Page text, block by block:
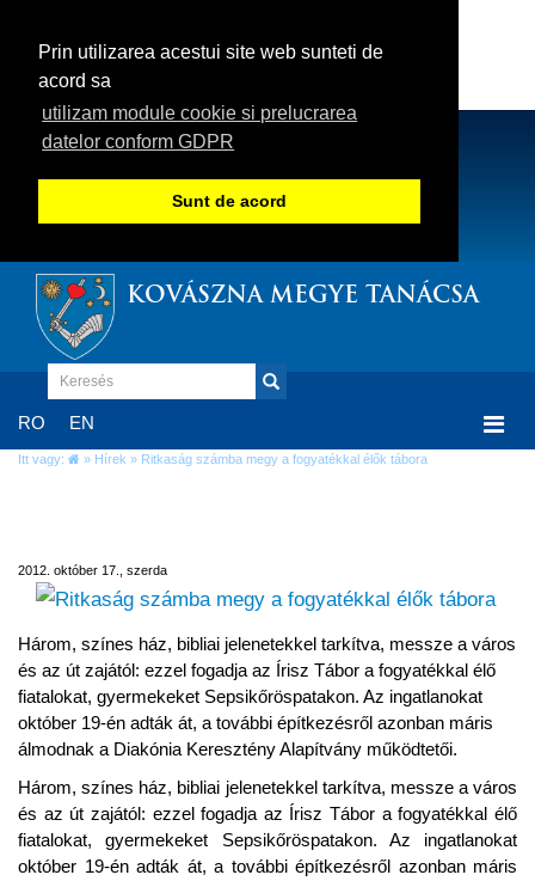
Prin utilizarea acestui site web sunteti de
acord sa
utilizam module cookie si prelucrarea
datelor conform GDPR
Sunt de acord
KOVÁSZNA MEGYE TANÁCSA
RO EN
Itt vagy: » Hírek » Ritkaság számba megy a fogyatékkal élők tábora
2012. október 17., szerda
Három, színes ház, bibliai jelenetekkel tarkítva, messze a város
és az út zajától: ezzel fogadja az Írisz Tábor a fogyatékkal élő
fiatalokat, gyermekeket Sepsikőröspatakon. Az ingatlanokat
október 19-én adták át, a további építkezésről azonban máris
álmodnak a Diakónia Keresztény Alapítvány működtetői.
Három, színes ház, bibliai jelenetekkel tarkítva, messze a város
és az út zajától: ezzel fogadja az Írisz Tábor a fogyatékkal élő
fiatalokat, gyermekeket Sepsikőröspatakon. Az ingatlanokat
október 19-én adták át, a további építkezésről azonban máris